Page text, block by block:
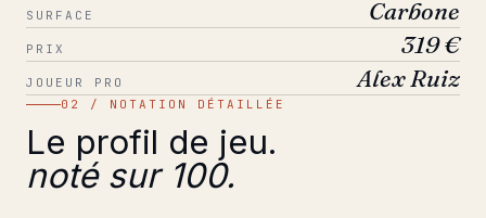
SURFACE Carbone
PRIX 319 €
JOUEUR PRO Alex Ruiz
02 / NOTATION DÉTAILLÉE
Le profil de jeu.
noté sur 100.